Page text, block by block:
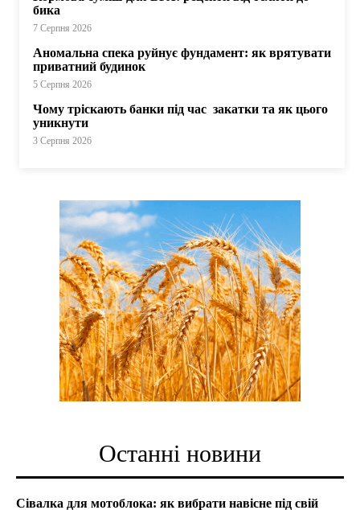
бика
7 Серпня 2026
Аномальна спека руйнує фундамент: як врятувати
приватний будинок
5 Серпня 2026
Чому тріскають банки під час закатки та як цього
уникнути
3 Серпня 2026
Останні новини
Сівалка для мотоблока: як вибрати навісне під свій